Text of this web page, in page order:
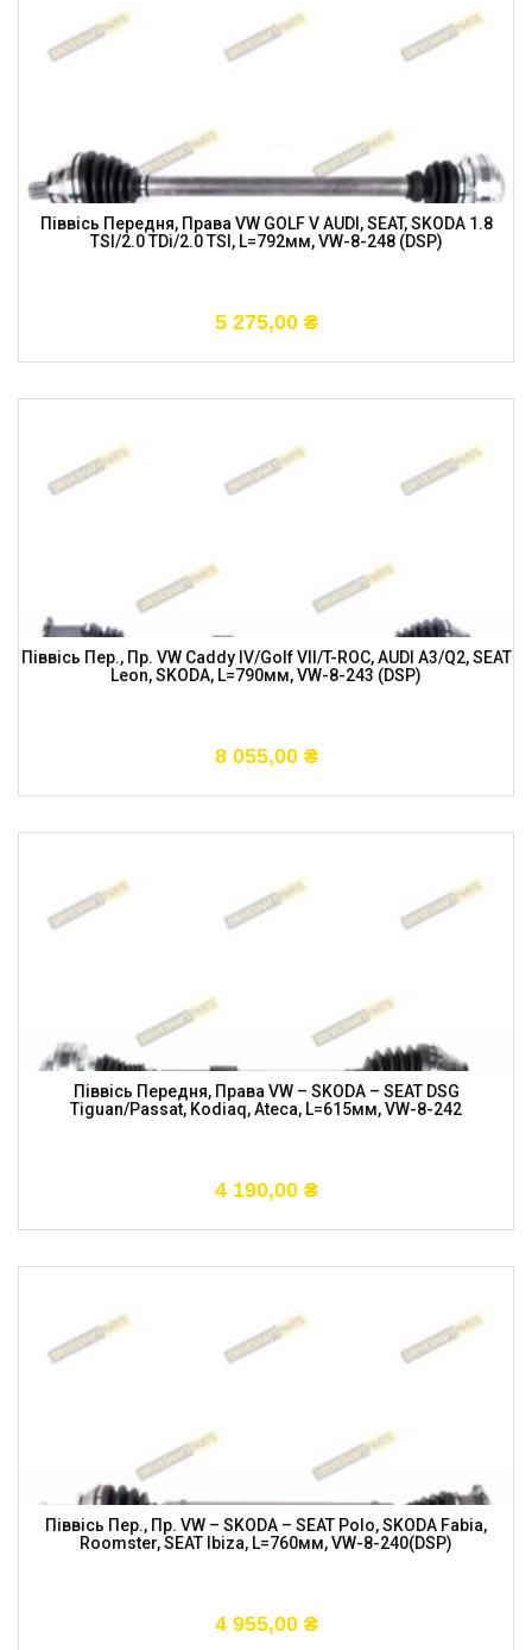
Піввісь Передня, Права VW GOLF V AUDI, SEAT, SKODA 1.8
TSI/2.0 TDi/2.0 TSI, L=792мм, VW-8-248 (DSP)
5 275,00 ₴
Піввісь Пер., Пр. VW Caddy IV/Golf VII/T-ROC, AUDI A3/Q2, SEAT
Leon, SKODA, L=790мм, VW-8-243 (DSP)
8 055,00 ₴
Піввісь Передня, Права VW – SKODA – SEAT DSG
Tiguan/Passat, Kodiaq, Ateca, L=615мм, VW-8-242
4 190,00 ₴
Піввісь Пер., Пр. VW – SKODA – SEAT Polo, SKODA Fabia,
Roomster, SEAT Ibiza, L=760мм, VW-8-240(DSP)
4 955,00 ₴